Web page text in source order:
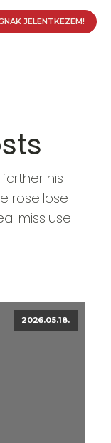
JELENTKEZEM!
his
rose lose
miss use
2026.05.18.